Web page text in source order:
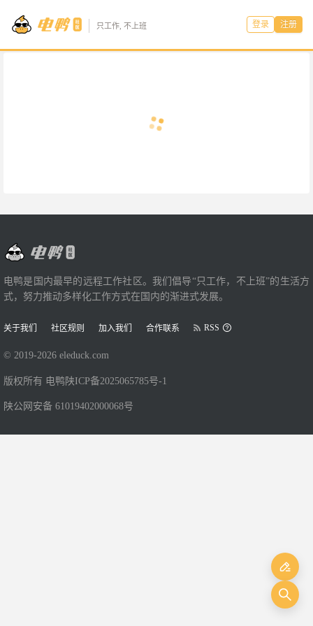
只工作, 不上班 登录 注册
电鸭是国内最早的远程工作社区。我们倡导“只工作，不上班”的生活方
式，努力推动多样化工作方式在国内的渐进式发展。
关于我们 社区规则 加入我们 合作联系 RSS
© 2019-2026 eleduck.com
版权所有 电鸭 陕ICP备2025065785号-1
陕公网安备 61019402000068号